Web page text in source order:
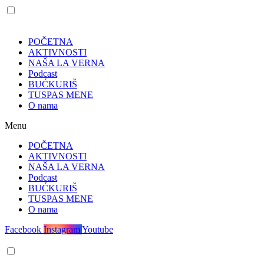
POČETNA
AKTIVNOSTI
NAŠA LA VERNA
Podcast
BUĆKURIŠ
TUSPAS MENE
O nama
Menu
POČETNA
AKTIVNOSTI
NAŠA LA VERNA
Podcast
BUĆKURIŠ
TUSPAS MENE
O nama
Facebook InstagramYoutube